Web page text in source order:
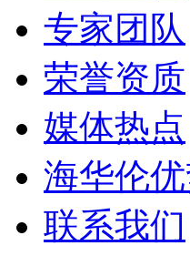
专家团队
荣誉资质
媒体热点
海华伦
联系我们